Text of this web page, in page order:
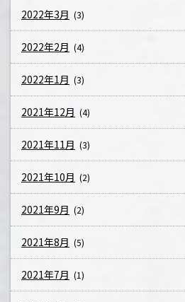
2022年3月 (3)
2022年2月 (4)
2022年1月 (3)
2021年12月 (4)
2021年11月 (3)
2021年10月 (2)
2021年9月 (2)
2021年8月 (5)
2021年7月 (1)